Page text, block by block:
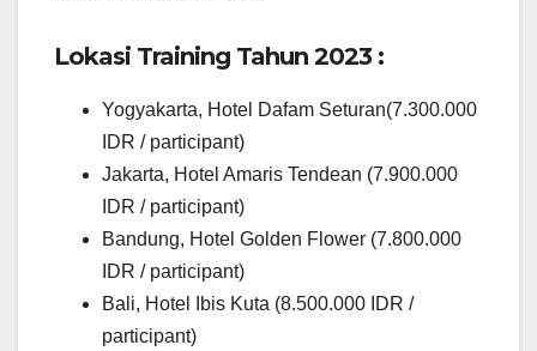
Lokasi Training Tahun 2023 :
Yogyakarta, Hotel Dafam Seturan(7.300.000
IDR / participant)
Jakarta, Hotel Amaris Tendean (7.900.000
IDR / participant)
Bandung, Hotel Golden Flower (7.800.000
IDR / participant)
Bali, Hotel Ibis Kuta (8.500.000 IDR /
participant)